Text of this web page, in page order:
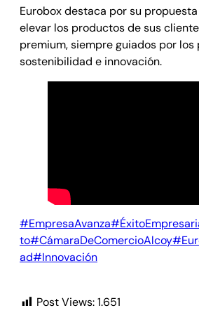
Eurobox destaca por su
elevar los productos de sus
premium, siempre guiados por
sostenibilidad e innovación.
#EmpresaAvanza
to#CámaraDeComercioAlcoy
ad#Innovación
Post Views:1.651